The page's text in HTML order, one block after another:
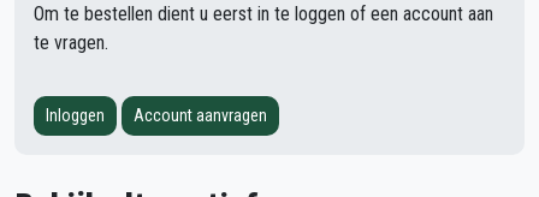
Om te bestellen dient u eerst in te loggen of een account aan
te vragen.
Inloggen Account aanvragen